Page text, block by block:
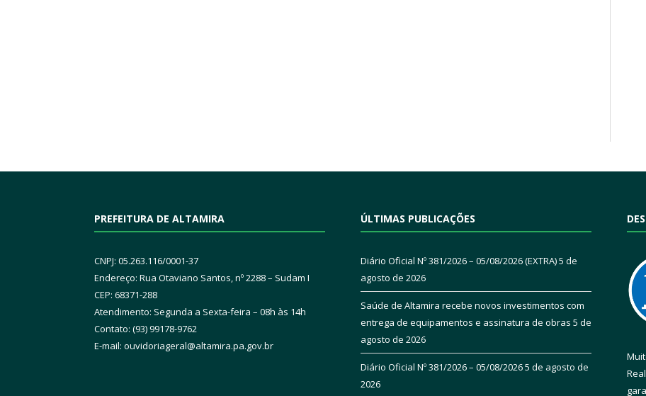
PREFEITURA DE ALTAMIRA
CNPJ: 05.263.116/0001-37
Endereço: Rua Otaviano Santos, nº 2288 – Sudam I
CEP: 68371-288
Atendimento: Segunda a Sexta-feira – 08h às 14h
Contato: (93) 99178-9762
E-mail: ouvidoriageral@altamira.pa.gov.br
ÚLTIMAS PUBLICAÇÕES
Diário Oficial Nº 381/2026 – 05/08/2026 (EXTRA)5 de
agosto de 2026
Saúde de Altamira recebe novos investimentos com
entrega de equipamentos e assinatura de obras 5 de
agosto de 2026
Diário Oficial Nº 381/2026 – 05/08/20265 de agosto de
2026